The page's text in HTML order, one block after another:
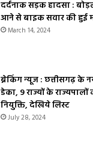
दर्दनाक सड़क हादसा :
आने से बाइक सवार की हुई
March 14, 2024
ब्रेकिंग न्यूज : छत्तीसगढ़ के
डेका, 9 राज्यों के राज्यपालों
नियुक्ति, देखिये लिस्ट
July 28, 2024